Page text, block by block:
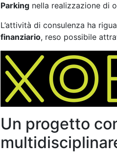
Parking nella realizzazione di
L’attività di consulenza ha
finanziario, reso possibile
Un progetto